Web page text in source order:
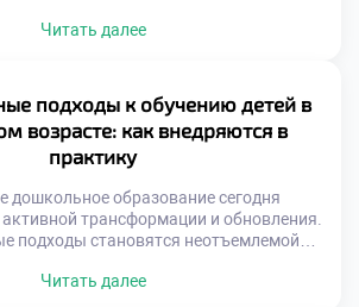
Проектная деятельность связывает
в собственных силах. Учебный
от курсовой работы практической
Он нацелен на получение конкретного
[…]
Читать далее
подходы к обучению детей в
возрасте: как внедряются в
практику
дошкольное образование сегодня
трансформации и обновления.
подходы становятся неотъемлемой
гармонично сочетаются с новыми
Читать далее